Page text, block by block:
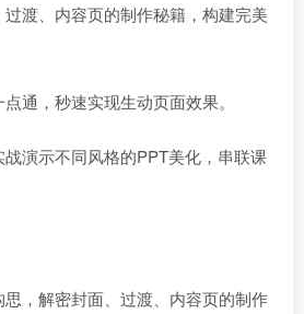
渡、内容页的制作秘籍，构建完美
通，秒速实现生动页面效果。
演示不同风格的PPT美化，串联课
，解密封面、过渡、内容页的制作